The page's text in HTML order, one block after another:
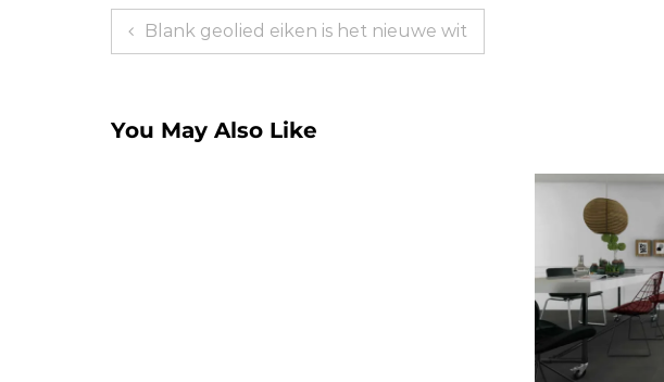
Bericht
navigatie
Blank geolied eiken is het nieuwe wit
You May Also Like